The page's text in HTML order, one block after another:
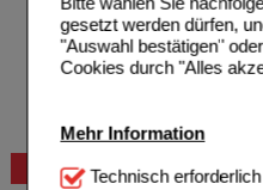
gesetzt werden dürfen,
"Auswahl bestätigen"
Cookies durch "Alles
Mehr Information
Technisch Notwendig:
Technisch erforderlich
Beratung und Service